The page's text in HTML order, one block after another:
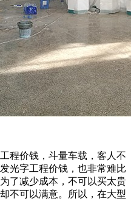
程价钱，斗量车载，客人不
光字工程价钱，也非常难比
了减少成本，不可以买太贵
不可以满意。所以，在大型